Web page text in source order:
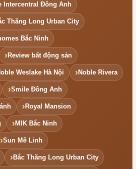
Intercentral Đông Anh
Thăng Long Urban City
Bắc Ninh
Review bất động sản
Weslake Hà Nội Noble Rivera
Smile Đông Anh
Royal Mansion
MIK Bắc Ninh
Sun Mê Linh
Bắc Thăng Long Urban City